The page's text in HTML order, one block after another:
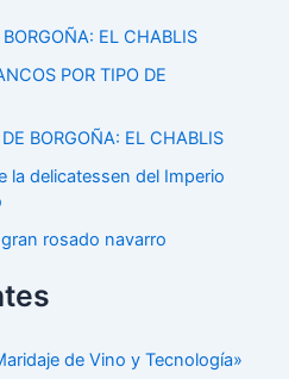
EL CHABLIS
POR TIPO DE
BORGOÑA: EL CHABLIS
la delicatessen del Imperio
rosado navarro
de Vino y Tecnología»